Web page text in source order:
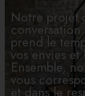
Notre projet
prend le
vos envies
Ensemble,
vous